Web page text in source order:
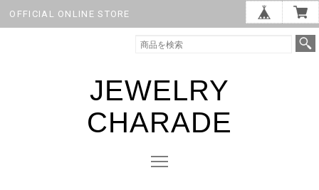
OFFICIAL ONLINE STORE
JEWELRY
CHARADE